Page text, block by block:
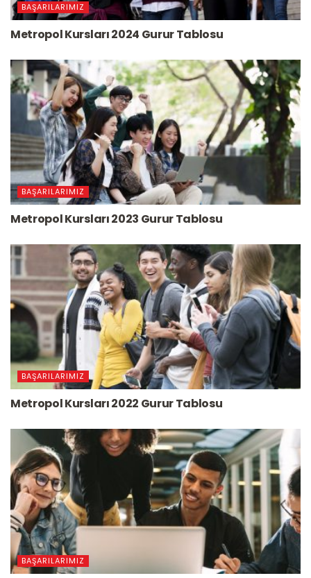
BAŞARILARIMIZ
Metropol Kursları 2024 Gurur Tablosu
BAŞARILARIMIZ
Metropol Kursları 2023 Gurur Tablosu
BAŞARILARIMIZ
Metropol Kursları 2022 Gurur Tablosu
BAŞARILARIMIZ